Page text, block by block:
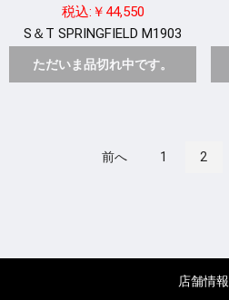
税込:￥44,550
S＆T SPRINGFIELD M1903
ただいま品切れ中です。
前へ 1 2
店舗情報